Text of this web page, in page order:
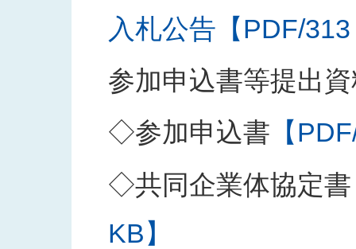
入札公告【PDF/
参加申込書等提出
◇参加申込書 【
◇共同企業体協定書
KB】